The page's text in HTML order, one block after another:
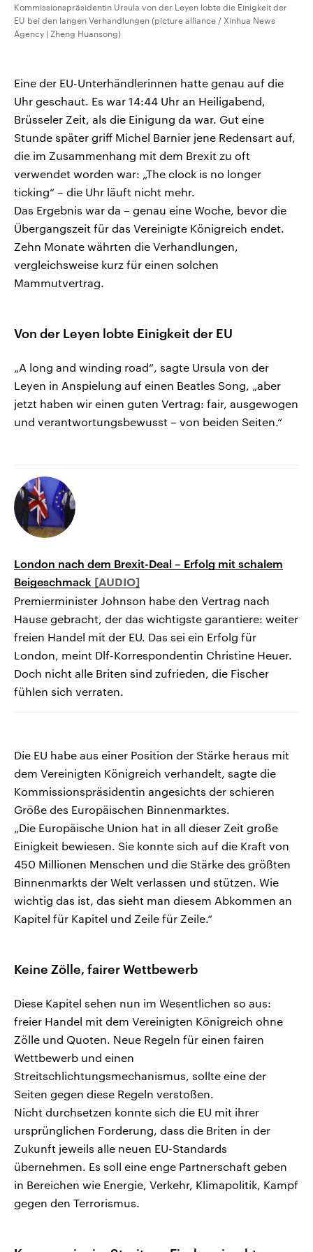
Kommissionspräsidentin Ursula von der Leyen lobte die Einigkeit der
EU bei den langen Verhandlungen (picture alliance / Xinhua News
Agency | Zheng Huansong)
Eine der EU-Unterhändlerinnen hatte genau auf die
Uhr geschaut. Es war 14:44 Uhr an Heiligabend,
Brüsseler Zeit, als die Einigung da war. Gut eine
Stunde später griff Michel Barnier jene Redensart auf,
die im Zusammenhang mit dem Brexit zu oft
verwendet worden war: „The clock is no longer
ticking“ – die Uhr läuft nicht mehr.
Das Ergebnis war da – genau eine Woche, bevor die
Übergangszeit für das Vereinigte Königreich endet.
Zehn Monate währten die Verhandlungen,
vergleichsweise kurz für einen solchen
Mammutvertrag.
Von der Leyen lobte Einigkeit der EU
„A long and winding road“, sagte Ursula von der
Leyen in Anspielung auf einen Beatles Song, „aber
jetzt haben wir einen guten Vertrag: fair, ausgewogen
und verantwortungsbewusst – von beiden Seiten.“
London nach dem Brexit-Deal – Erfolg mit schalem
Beigeschmack
Premierminister Johnson habe den Vertrag nach
Hause gebracht, der das wichtigste garantiere: weiter
freien Handel mit der EU. Das sei ein Erfolg für
London, meint Dlf-Korrespondentin Christine Heuer.
Doch nicht alle Briten sind zufrieden, die Fischer
fühlen sich verraten.
Die EU habe aus einer Position der Stärke heraus mit
dem Vereinigten Königreich verhandelt, sagte die
Kommissionspräsidentin angesichts der schieren
Größe des Europäischen Binnenmarktes.
„Die Europäische Union hat in all dieser Zeit große
Einigkeit bewiesen. Sie konnte sich auf die Kraft von
450 Millionen Menschen und die Stärke des größten
Binnenmarkts der Welt verlassen und stützen. Wie
wichtig das ist, das sieht man diesem Abkommen an
Kapitel für Kapitel und Zeile für Zeile.“
Keine Zölle, fairer Wettbewerb
Diese Kapitel sehen nun im Wesentlichen so aus:
freier Handel mit dem Vereinigten Königreich ohne
Zölle und Quoten. Neue Regeln für einen fairen
Wettbewerb und einen
Streitschlichtungsmechanismus, sollte eine der
Seiten gegen diese Regeln verstoßen.
Nicht durchsetzen konnte sich die EU mit ihrer
ursprünglichen Forderung, dass die Briten in der
Zukunft jeweils alle neuen EU-Standards
übernehmen. Es soll eine enge Partnerschaft geben
in Bereichen wie Energie, Verkehr, Klimapolitik, Kampf
gegen den Terrorismus.